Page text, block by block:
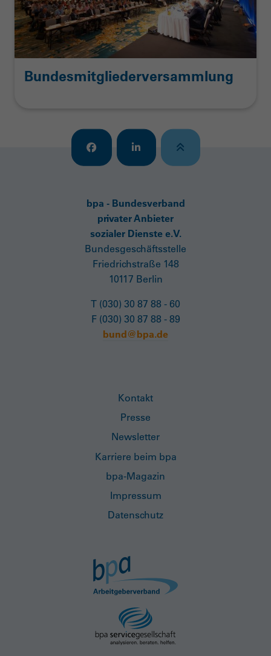
Bundesmitgliederversammlung
bpa - Bundesverband
privater Anbieter
sozialer Dienste e.V.
Bundesgeschäftsstelle
Friedrichstraße 148
10117 Berlin
T (030) 30 87 88 - 60
F (030) 30 87 88 - 89
bund@bpa.de
Kontakt
Presse
Newsletter
Karriere beim bpa
bpa-Magazin
Impressum
Datenschutz